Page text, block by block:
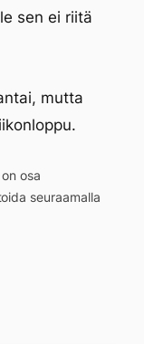
sen ei riitä
mutta
osa
seuraamalla